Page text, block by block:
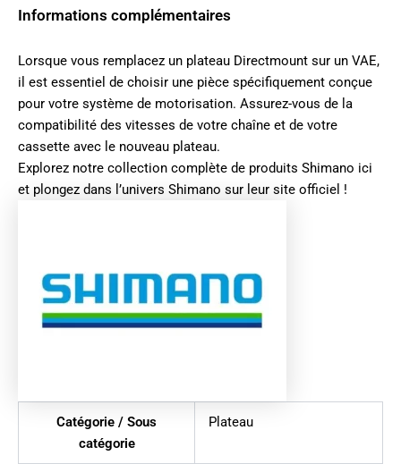
Informations complémentaires
Lorsque vous remplacez un plateau Directmount sur un VAE,
il est essentiel de choisir une pièce spécifiquement conçue
pour votre système de motorisation. Assurez-vous de la
compatibilité des vitesses de votre chaîne et de votre
cassette avec le nouveau plateau.
Explorez notre collection complète de produits Shimano ici
et plongez dans l’univers Shimano sur leur site officiel !
Catégorie / Sous
catégorie
Plateau